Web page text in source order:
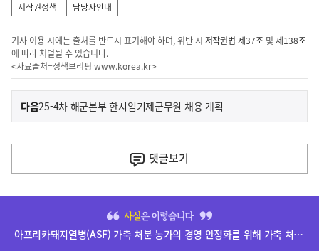
저작권정책
담당자안내
기사 이용 시에는 출처를 반드시 표기해야 하며, 위반 시 저작권법 제37조 및제138조
에 따라 처벌될 수 있습니다.
<자료출처=정책브리핑 www.korea.kr>
이
전
다
음
기
다음기
사
25-4차 해군본부 한시임기제군무원 채용 계획
댓글보기
단
아프리카돼지열병(ASF) 가축 처분 농가의 경영 안정화를 위해 가축 처분 보상금을 신속하게 지급하겠습니다.